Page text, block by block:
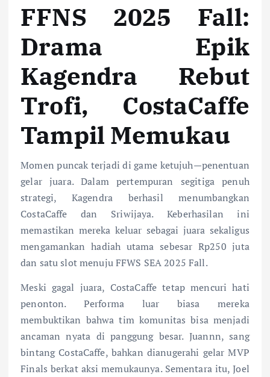
FFNS 2025 Fall:
Drama Epik
Kagendra Rebut
Trofi, CostaCaffe
Tampil Memukau
Momen puncak terjadi di game ketujuh—penentuan
gelar juara. Dalam pertempuran segitiga penuh
strategi, Kagendra berhasil menumbangkan
CostaCaffe dan Sriwijaya. Keberhasilan ini
memastikan mereka keluar sebagai juara sekaligus
mengamankan hadiah utama sebesar Rp250 juta
dan satu slot menuju FFWS SEA 2025 Fall.
Meski gagal juara, CostaCaffe tetap mencuri hati
penonton. Performa luar biasa mereka
membuktikan bahwa tim komunitas bisa menjadi
ancaman nyata di panggung besar. Juannn, sang
bintang CostaCaffe, bahkan dianugerahi gelar MVP
Finals berkat aksi memukaunya. Sementara itu, Joel